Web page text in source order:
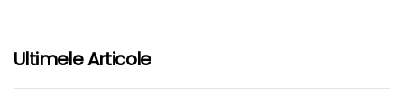
Ultimele Articole